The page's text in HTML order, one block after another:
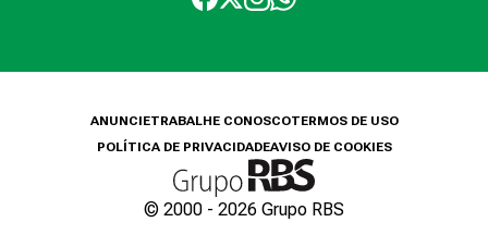
ANUNCIETRABALHE CONOSCOTERMOS DE USO
POLÍTICA DE PRIVACIDADEAVISO DE COOKIES
© 2000 - 2026 Grupo RBS